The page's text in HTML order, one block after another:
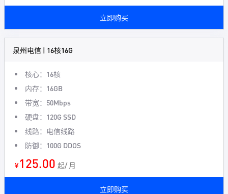
立即购买
泉州电信 | 16核16G
核心：16核
内存：16GB
带宽：50Mbps
硬盘：120G SSD
线路：电信线路
防御：100G DDOS
¥125.00 起/ 月
立即购买